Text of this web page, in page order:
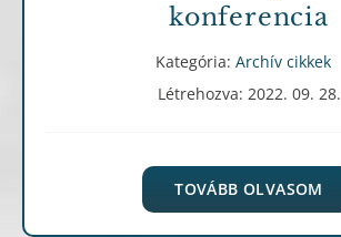
konferencia
Kategória: Archív cikkek
Létrehozva: 2022. 09. 28.
TOVÁBB OLVASOM